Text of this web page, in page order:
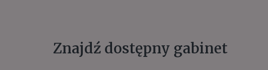
Znajdź dostępny gabinet